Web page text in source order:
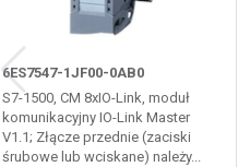
6ES7547-1JF00-0AB0
S7-1500, CM 8xIO-Link, moduł
komunikacyjny IO-Link Master
V1.1; Złącze przednie (zaciski
śrubowe lub wciskane) należy...